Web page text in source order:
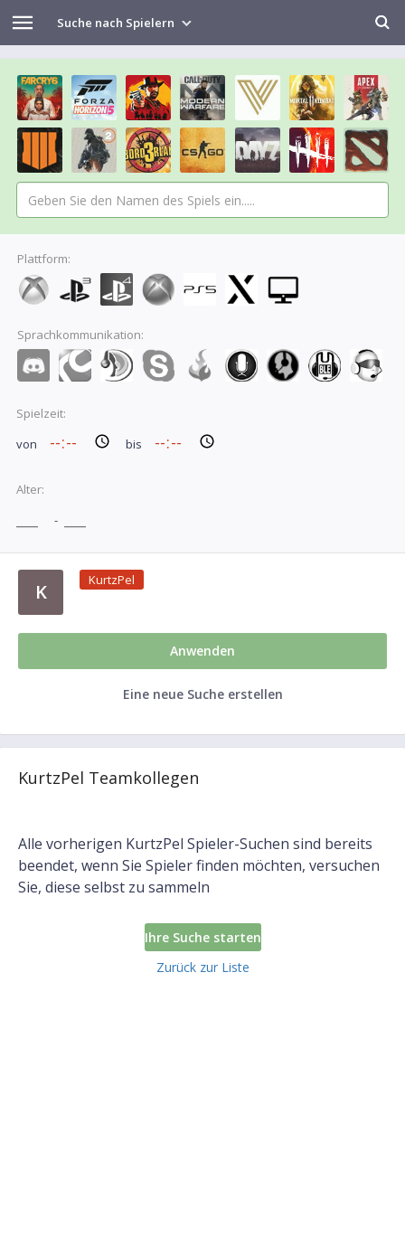
Suche nach Spielern
Plattform:
Sprachkommunikation:
Spielzeit:
von
bis
Alter:
-
K KurtzPel
Anwenden
Eine neue Suche erstellen
KurtzPel Teamkollegen
Alle vorherigen KurtzPel Spieler-Suchen sind bereits
beendet, wenn Sie Spieler finden möchten, versuchen
Sie, diese selbst zu sammeln
Ihre Suche starten
Zurück zur Liste